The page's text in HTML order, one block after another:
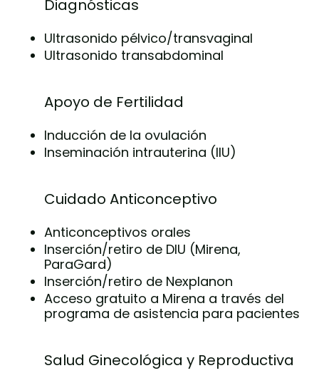
Diagnósticas
Ultrasonido pélvico/transvaginal
Ultrasonido transabdominal
Apoyo de Fertilidad
Inducción de la ovulación
Inseminación intrauterina (IIU)
Cuidado Anticonceptivo
Anticonceptivos orales
Inserción/retiro de DIU (Mirena,
ParaGard)
Inserción/retiro de Nexplanon
Acceso gratuito a Mirena a través del
programa de asistencia para pacientes
Salud Ginecológica y Reproductiva